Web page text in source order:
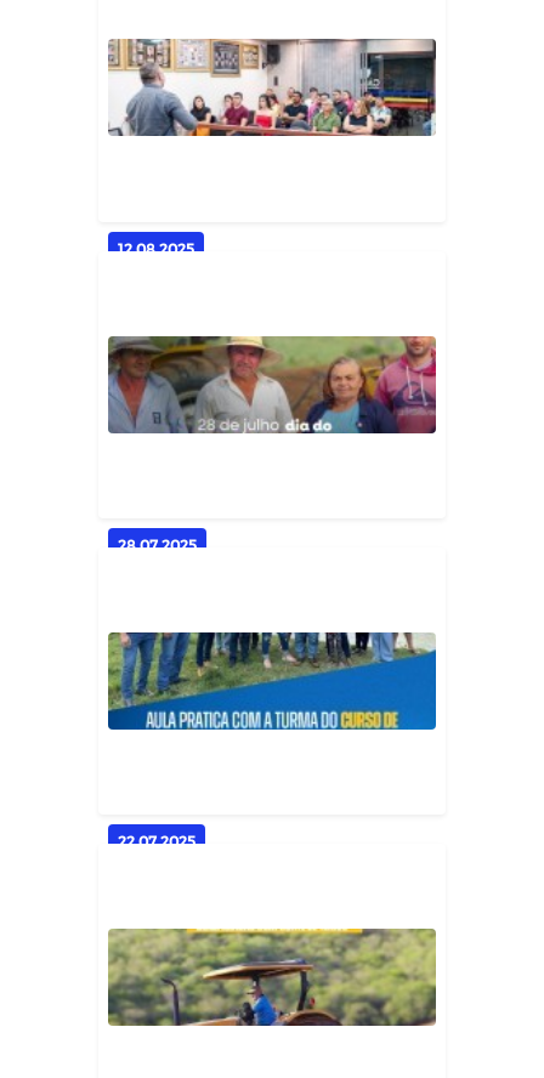
Prefeitura entrega certificados do
curso de criação de peixe...
12.08.2025
Palestra fortalece o
empreendedorismo em
Casserengue
28.07.2025
DIA DO AGRICULTOR |
Homenagem a quem cultiva o
futuro do Bra...
22.07.2025
CAPACITAÇÃO NO CAMPO | Aula
prática sobre Criação de Peixe e...